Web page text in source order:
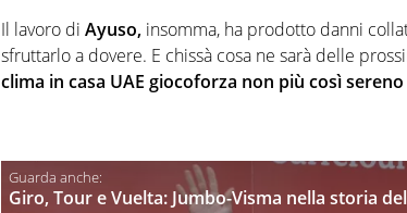
Il lavoro di Ayuso, insomma, ha prodotto danni
sfruttarlo a dovere. E chissà cosa ne sarà delle
clima in casa UAE giocoforza non più così sereno
Giro, Tour e Vuelta: Jumbo-Visma nella storia